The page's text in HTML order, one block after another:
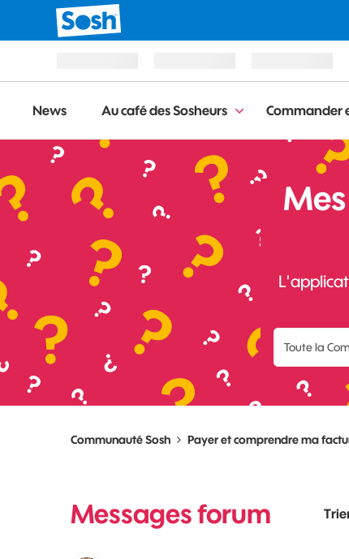
News Au café des Sosheurs Commander
Communauté Sosh Payer et comprendre ma
Messages forum